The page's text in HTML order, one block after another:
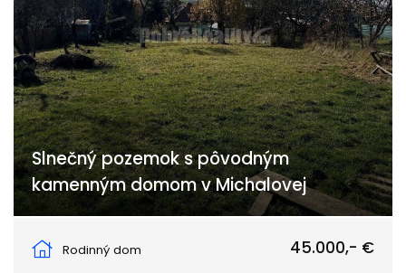
Slnečný pozemok s pôvodným
kamenným domom v Michalovej
Rodinný dom
45.000,- €